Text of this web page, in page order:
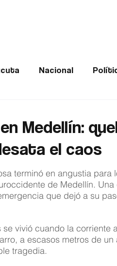
Nacional
Norte de Santander
Medellín:
el caos
terminó en angustia para
de Medellín.
que dejó a su
vivió cuando la corriente
a escasos metros de un
tragedia.